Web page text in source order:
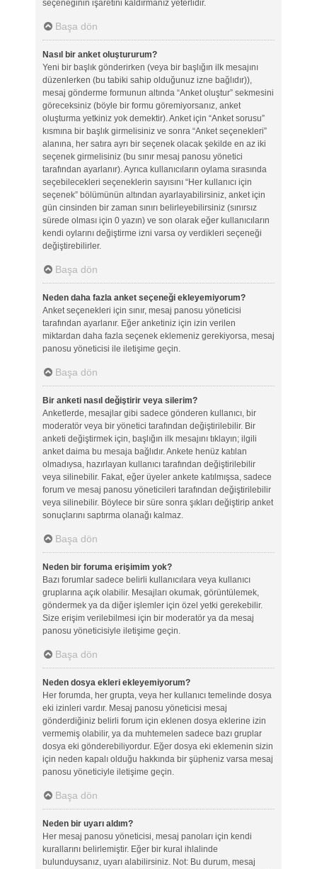
seçeneğinin işaretini kaldırmanız yeterlidir.
Başa dön
Nasıl bir anket oluştururum?
Yeni bir başlık gönderirken (veya bir başlığın ilk mesajını
düzenlerken (bu tabiki sahip olduğunuz izne bağlıdır)),
mesaj gönderme formunun altında “Anket oluştur” sekmesini
göreceksiniz (böyle bir formu göremiyorsanız, anket
oluşturma yetkiniz yok demektir). Anket için “Anket sorusu”
kısmına bir başlık girmelisiniz ve sonra “Anket seçenekleri”
alanına, her satıra ayrı bir seçenek olacak şekilde en az iki
seçenek girmelisiniz (bu sınır mesaj panosu yönetici
tarafından ayarlanır). Ayrıca kullanıcıların oylama sırasında
seçebilecekleri seçeneklerin sayısını “Her kullanıcı için
seçenek” bölümünün altından ayarlayabilirsiniz, anket için
gün cinsinden bir zaman sınırı belirleyebilirsiniz (sınırsız
sürede olması için 0 yazın) ve son olarak eğer kullanıcıların
kendi oylarını değiştirme izni varsa oy verdikleri seçeneği
değiştirebilirler.
Başa dön
Neden daha fazla anket seçeneği ekleyemiyorum?
Anket seçenekleri için sınır, mesaj panosu yöneticisi
tarafından ayarlanır. Eğer anketiniz için izin verilen
miktardan daha fazla seçenek eklemeniz gerekiyorsa, mesaj
panosu yöneticisi ile iletişime geçin.
Başa dön
Bir anketi nasıl değiştirir veya silerim?
Anketlerde, mesajlar gibi sadece gönderen kullanıcı, bir
moderatör veya bir yönetici tarafından değiştirilebilir. Bir
anketi değiştirmek için, başlığın ilk mesajını tıklayın; ilgili
anket daima bu mesaja bağlıdır. Ankete henüz katılan
olmadıysa, hazırlayan kullanıcı tarafından değiştirilebilir
veya silinebilir. Fakat, eğer üyeler ankete katılmışsa, sadece
forum ve mesaj panosu yöneticileri tarafından değiştirilebilir
veya silinebilir. Böylece bir süre sonra şıkları değiştirip anket
sonuçlarını saptırma olanağı kalmaz.
Başa dön
Neden bir foruma erişimim yok?
Bazı forumlar sadece belirli kullanıcılara veya kullanıcı
gruplarına açık olabilir. Mesajları okumak, görüntülemek,
göndermek ya da diğer işlemler için özel yetki gerekebilir.
Size erişim verilebilmesi için bir moderatör ya da mesaj
panosu yöneticisiyle iletişime geçin.
Başa dön
Neden dosya ekleri ekleyemiyorum?
Her forumda, her grupta, veya her kullanıcı temelinde dosya
eki izinleri vardır. Mesaj panosu yöneticisi mesaj
gönderdiğiniz belirli forum için eklenen dosya eklerine izin
vermemiş olabilir, ya da muhtemelen sadece bazı gruplar
dosya eki gönderebiliyordur. Eğer dosya eki eklemenin sizin
için neden kapalı olduğu hakkında bir şüpheniz varsa mesaj
panosu yöneticiyle iletişime geçin.
Başa dön
Neden bir uyarı aldım?
Her mesaj panosu yöneticisi, mesaj panoları için kendi
kurallarını belirlemiştir. Eğer bir kural ihlalinde
bulunduysanız, uyarı alabilirsiniz. Not: Bu durum, mesaj